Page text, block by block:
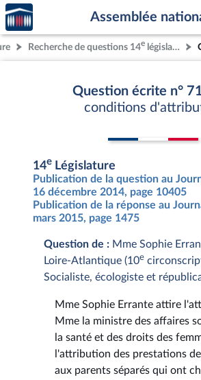
Aller au contenu
Aller en bas de la page
Accèder
à la
page
d'accueil
Assemblée
Recherche de questions 14e législature
Question écrite n°
conditions
14e Législature
Publication de la question au
16 décembre 2014, page 10405
Publication de la réponse au
mars 2015, page 1475
Question de : Mme Sophie
Loire-Atlantique (10e
Socialiste, écologiste et
Mme Sophie Errante attire
Mme la ministre des affaires
la santé et des droits des
l'attribution des prestations
aux parents séparés qui ont